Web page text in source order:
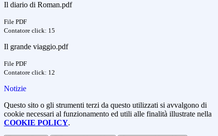
Il diario di Roman.pdf
File PDF
Contatore click: 15
Il grande viaggio.pdf
File PDF
Contatore click: 12
Notizie
Questo sito o gli strumenti terzi da questo utilizzati si avvalgono di
cookie necessari al funzionamento ed utili alle finalità illustrate nella
COOKIE POLICY.